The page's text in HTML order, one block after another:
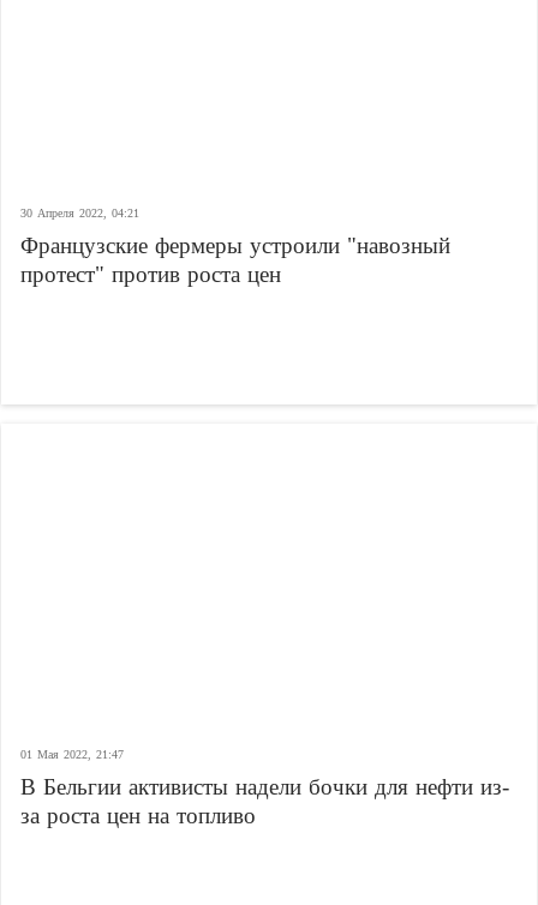
30 Апреля 2022, 04:21
Французские фермеры устроили "навозный
протест" против роста цен
01 Мая 2022, 21:47
В Бельгии активисты надели бочки для нефти из-
за роста цен на топливо